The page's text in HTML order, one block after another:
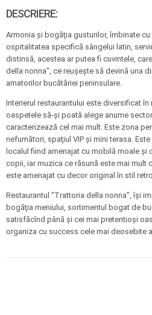
DESCRIERE:
Armonia şi bogăţia gusturilor, îmbinate
ospitalitatea specifică sângelui latin,
distinsă, acestea ar putea fi cuvintele,
della nonna", ce reuşeşte să devină una
amatorilor bucătăriei peninsulare.
Interierul restaurantului este diversificat în
oaspetele să-şi poată alege anume
caracterizează cel mai mult. Este zona
nefumători, spaţiul VIP şi mini terasa.
localul fiind amenajat cu mobilă moale şi
copii, iar muzica ce răsună este mai mult
este amenajat cu decor original în stil
Restaurantul “Trattoria della nonna”, îşi
bogăţia meniului, sortimentul bogat de
satisfăcînd până și cei mai pretentioși
organiza cu success cele mai deosebite